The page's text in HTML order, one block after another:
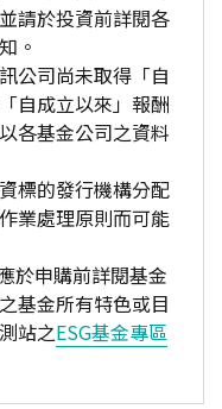
請於投資前詳閱各
。
公司尚未取得「自
自成立以來」報酬
各基金公司之資料
標的發行機構分配
業處理原則而可能
於申購前詳閱基金
基金所有特色或目
站之ESG基金專區